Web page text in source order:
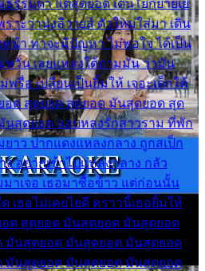
ธรรมดา แต่สุดยอด เดินโยกย้ายเย
าะว่านุ่งลีวายส์ ตัวใหม่ใส่มา เดิน
น้า ท่าจะมีปัญหา ไม่พอใจ ได้เป็น
หวั่น เลยแหลงใต้ถามมัน ว่ามัน
รื่อ เปลี่ยนเป็นยิ้มให้ เจอะเด็กใต้
อด สุดยอด สุดยอด มันสุดยอด สุด
นสุดยอด แอบหลงรักสาวราม ที่พัก
ยาว ปากแดงแหลงกลาง ถูกสเป็ก
ง อยากเข้าไปแหลงกลาง กลัว
าเจอ เธอมาซื้อข้าว แต่ก่อนนั้น
เธอไม่เคยไยดี คราวนี้เธอยิ้มให้
อด สุดยอด มันสุดยอด มันสุดยอด
มันสุดยอด มันสุดยอด มันสุดยอด
มันสุดยอด มันสุดยอด มันสุดยอด